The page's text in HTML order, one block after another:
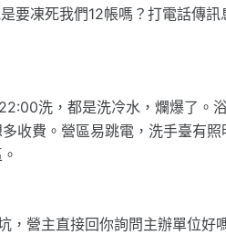
要凍死我們12帳嗎？打電話傳
洗，都是洗冷水，爛爆了。
收費。營區易跳電，洗手臺有
，營主直接回你詢問主辦單位